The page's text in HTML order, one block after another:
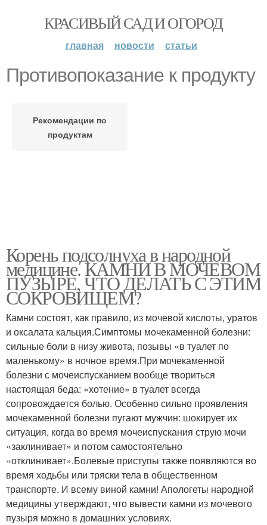
КРАСИВЫЙ САД И ОГОРОД
главная новости статьи
Противопоказание к продукту
Рекомендации по
продуктам
Корень подсолнуха в народной
медицине. КАМНИ В МОЧЕВОМ
ПУЗЫРЕ, ЧТО ДЕЛАТЬ С ЭТИМ
СОКРОВИЩЕМ?
Камни состоят, как правило, из мочевой кислоты, уратов
и оксалата кальция.Симптомы мочекаменной болезни:
сильные боли в низу живота, позывы «в туалет по
маленькому» в ночное время.При мочекаменной
болезни с мочеиспусканием вообще твориться
настоящая беда: «хотение» в туалет всегда
сопровождается болью. Особенно сильно проявления
мочекаменной болезни пугают мужчин: шокирует их
ситуация, когда во время мочеиспускания струю мочи
«заклинивает» и потом самостоятельно
«отклинивает».Болевые приступы также появляются во
время ходьбы или тряски тела в общественном
транспорте. И всему виной камни! Апологеты народной
медицины утверждают, что вывести камни из мочевого
пузыря можно в домашних условиях.